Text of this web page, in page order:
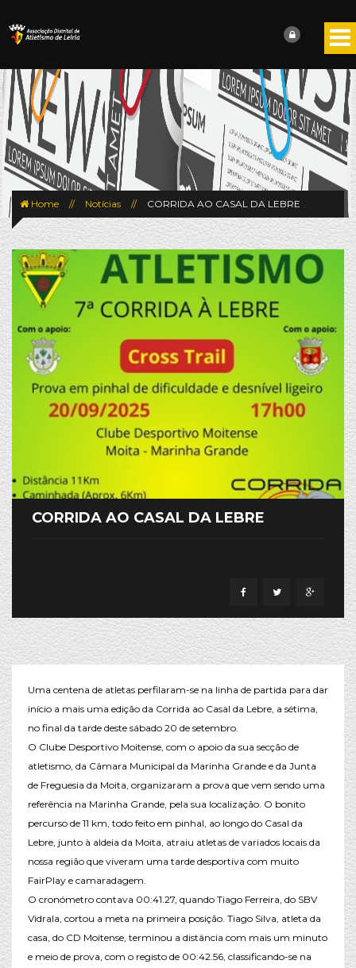
Home // Notícias // CORRIDA AO CASAL DA LEBRE
CORRIDA AO CASAL DA LEBRE
Uma centena de atletas perfilaram-se na linha de partida para dar
início a mais uma edição da Corrida ao Casal da Lebre, a sétima,
no final da tarde deste sábado 20 de setembro.
O Clube Desportivo Moitense, com o apoio da sua secção de
atletismo, da Câmara Municipal da Marinha Grande e da Junta
de Freguesia da Moita, organizaram a prova que vem sendo uma
referência na Marinha Grande, pela sua localização. O bonito
percurso de 11 km, todo feito em pinhal, ao longo do Casal da
Lebre, junto à aldeia da Moita, atraiu atletas de variados locais da
nossa região que viveram uma tarde desportiva com muito
FairPlay e camaradagem.
O cronómetro contava 00:41.27, quando Tiago Ferreira, do SBV
Vidrala, cortou a meta na primeira posição. Tiago Silva, atleta da
casa, do CD Moitense, terminou a distância com mais um minuto
e meio de prova, com o registo de 00:42.56, classificando-se na